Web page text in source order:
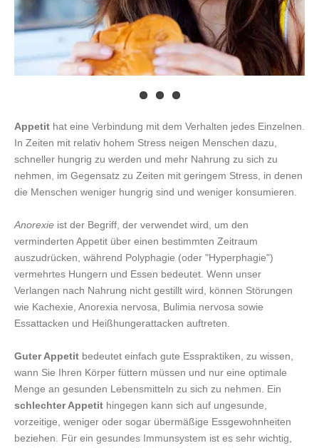
Appetit hat eine Verbindung mit dem Verhalten jedes Einzelnen.
In Zeiten mit relativ hohem Stress neigen Menschen dazu,
schneller hungrig zu werden und mehr Nahrung zu sich zu
nehmen, im Gegensatz zu Zeiten mit geringem Stress, in denen
die Menschen weniger hungrig sind und weniger konsumieren.
Anorexie ist der Begriff, der verwendet wird, um den
verminderten Appetit über einen bestimmten Zeitraum
auszudrücken, während Polyphagie (oder "Hyperphagie")
vermehrtes Hungern und Essen bedeutet. Wenn unser
Verlangen nach Nahrung nicht gestillt wird, können Störungen
wie Kachexie, Anorexia nervosa, Bulimia nervosa sowie
Essattacken und Heißhungerattacken auftreten.
Guter Appetit bedeutet einfach gute Esspraktiken, zu wissen,
wann Sie Ihren Körper füttern müssen und nur eine optimale
Menge an gesunden Lebensmitteln zu sich zu nehmen. Ein
schlechter Appetit hingegen kann sich auf ungesunde,
vorzeitige, weniger oder sogar übermäßige Essgewohnheiten
beziehen. Für ein gesundes Immunsystem ist es sehr wichtig,